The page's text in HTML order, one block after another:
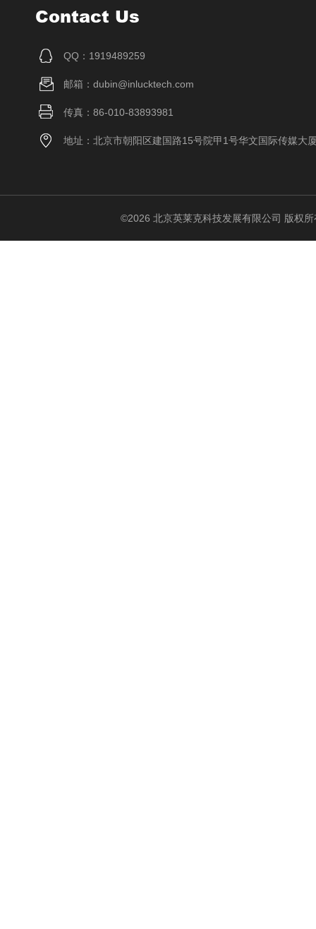
Contact Us
QQ：1919489259
邮箱：dubin@inlucktech.com
传真：86-010-83893981
地址：北京市朝阳区建国路15号院甲1号华文国际传媒大
©2026 北京英莱克科技发展有限公司 版